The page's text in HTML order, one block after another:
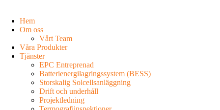
Hem
Om oss
Vårt Team
Våra Produkter
Tjänster
EPC Entreprenad
Batterienergilagringssystem (BESS)
Storskalig Solcellsanläggning
Drift och underhåll
Projektledning